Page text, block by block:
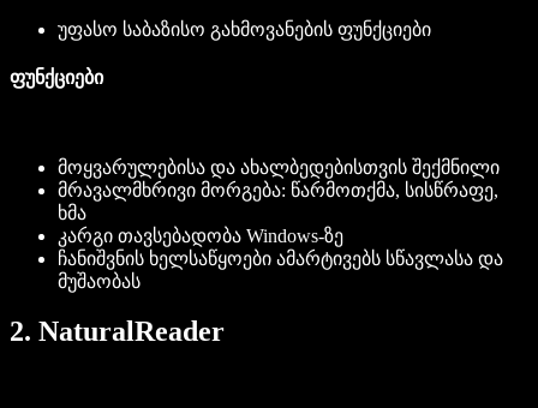
უფასო საბაზისო გახმოვანების ფუნქციები
ფუნქციები
მოყვარულებისა და ახალბედებისთვის შექმნილი
მრავალმხრივი მორგება: წარმოთქმა, სისწრაფე,
ხმა
კარგი თავსებადობა Windows-ზე
ჩანიშვნის ხელსაწყოები ამარტივებს სწავლასა და
მუშაობას
2. NaturalReader